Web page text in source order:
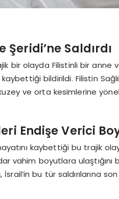
Saldırdı
bir olayda Filistinli bir
bildirildi. Filistin
ve orta kesimlerine
Endişe Verici
kaybettiği bu trajik
vahim boyutlara
bu tür saldırılarına